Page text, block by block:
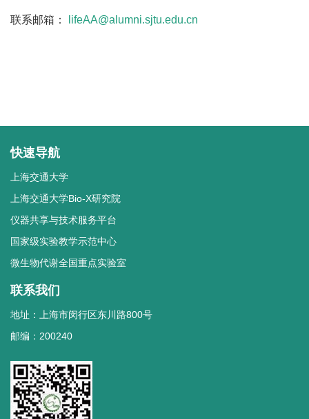
联系邮箱： lifeAA@alumni.sjtu.edu.cn
快速导航
上海交通大学
上海交通大学Bio-X研究院
仪器共享与技术服务平台
国家级实验教学示范中心
微生物代谢全国重点实验室
联系我们
地址：上海市闵行区东川路800号
邮编：200240